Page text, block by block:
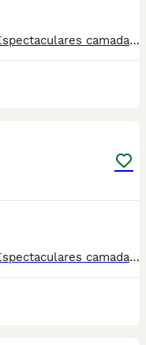
📞📞6️⃣4️⃣1️⃣9️⃣2️⃣2️⃣3️⃣9️⃣0️⃣📞📞📞📞 Espectaculares camadas de perritos de British de pelo blancodescendientes de las mejores líneas de sangre. Disponibles tanto hembras como machos. Las camadas están bajo supervisión veterinaria desde su nacimiento hasta que son entregadas a su nueva familia. Criados por un equipo de profesionales y mejores personas que, con más de 20 años de experiencia , cuidan a los animales por vocación, aplicando una cría ética y responsable para que cada cachorro se desarrolle con la mejor salud y con un buen temperamento. Todos los cachorritos se entregan con unos dos meses y medio de edad y sus vacunas correspondientes, desparasitados interna y externamente, con certificado de salud, y garantía tanto por enfermedad vírica como congénito genética. Posibilidad de entregar en toda España mediante transporte propio preparado para animales y con chofer privado. Los precios pueden variar según las características y morfología de cada cachorro. Añádenos al whats app o llámanos, y encantados atenderemos todas tus dudas y consultas. Teléfono / Whats app: 641 92 23 90
📞📞6️⃣4️⃣1️⃣9️⃣2️⃣2️⃣3️⃣9️⃣0️⃣📞📞📞📞 Espectaculares camadas de perritos de British chocolate descendientes de las mejores líneas de sangre. Disponibles tanto hembras como machos. Las camadas están bajo supervisión veterinaria desde su nacimiento hasta que son entregadas a su nueva familia. Criados por un equipo de profesionales y mejores personas que, con más de 20 años de experiencia , cuidan a los animales por vocación, aplicando una cría ética y responsable para que cada cachorro se desarrolle con la mejor salud y con un buen temperamento. Todos los cachorritos se entregan con unos dos meses y medio de edad y sus vacunas correspondientes, desparasitados interna y externamente, con certificado de salud, y garantía tanto por enfermedad vírica como congénito genética. Posibilidad de entregar en toda España mediante transporte propio preparado para animales y con chofer privado. Los precios pueden variar según las características y morfología de cada cachorro. Añádenos al whats app o llámanos, y encantados atenderemos todas tus dudas y consultas. Teléfono / Whats app: 641 92 23 90